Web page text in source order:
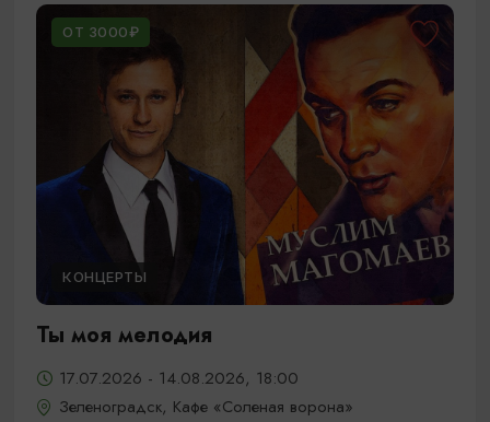
ОТ 3000₽
КОНЦЕРТЫ
Ты моя мелодия
17.07.2026 - 14.08.2026, 18:00
Зеленоградск, Кафе «Соленая ворона»